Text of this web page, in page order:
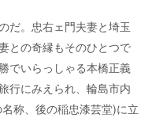
だ。忠右ェ門夫妻と埼玉
との奇縁もそのひとつで
でいらっしゃる本橋正義
行にみえられ、輪島市内
称、後の稲忠漆芸堂)に立